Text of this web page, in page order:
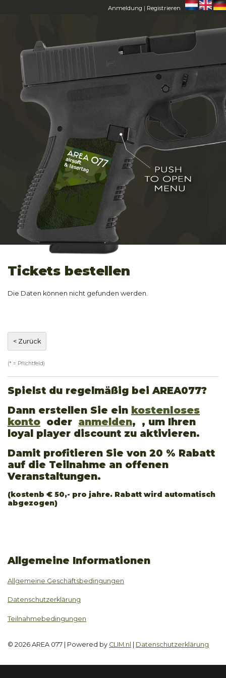
Anmeldung | Registrieren
HOME
AREA 077
MITGLIEDER
CONTACT
Tickets bestellen
Die Daten können nicht gefunden werden.
(* = Pflichtfeld)
Spielst du regelmäßig bei AREA077?
Dann erstellen Sie ein kostenloses
konto oder anmelden, , um Ihren
loyal player discount zu aktivieren.
Damit profitieren Sie von 20 % Rabatt
auf die Teilnahme an offenen
Veranstaltungen.
(kostenb € 50,- pro jahre. Rabatt wird automatisch
abgezogen)
Allgemeine Informationen
Allgemeine Geschäftsbedingungen
Datenschutzerklärung
Teilnahmebedingungen
© 2026 AREA 077 | Powered by CLIM.nl Datenschutzerklärung